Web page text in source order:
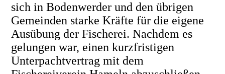
sich in Bodenwerder und den übrigen
Gemeinden starke Kräfte für die eigene
Ausübung der Fischerei. Nachdem es
gelungen war, einen kurzfristigen
Unterpachtvertrag mit dem